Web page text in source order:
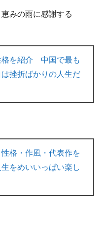
みの雨に感謝する
格を紹介 中国で最も
挫折ばかりの人生だ
格・作風・代表作を
をめいいっぱい楽し